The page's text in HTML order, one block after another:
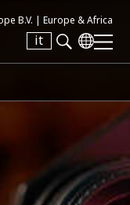
B.V. | Europe & Africa
it